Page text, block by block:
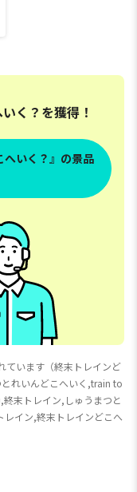
く？を獲得！
へいく？』の景品
ています（終末トレインど
れいんどこへいく,train to
末トレイン,しゅうまつと
イン,終末トレインどこへ